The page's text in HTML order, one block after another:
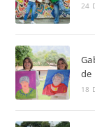
24
de
18